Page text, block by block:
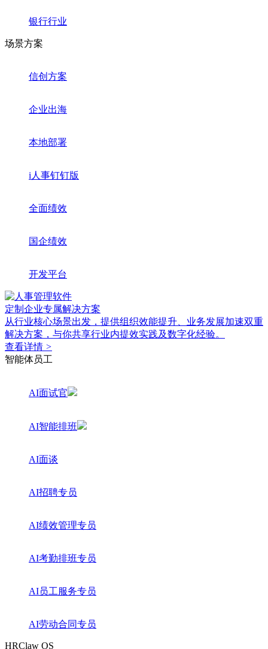
银行行业
场景方案
信创方案
企业出海
本地部署
i人事钉钉版
全面绩效
国企绩效
开发平台
定制企业专属解决方案
从行业核心场景出发，提供组织效能提升、业务发展加速双重
解决方案，与你共享行业内提效实践及数字化经验。
查看详情 >
智能体员工
AI面试官
AI智能排班
AI面谈
AI招聘专员
AI绩效管理专员
AI考勤排班专员
AI员工服务专员
AI劳动合同专员
HRClaw OS